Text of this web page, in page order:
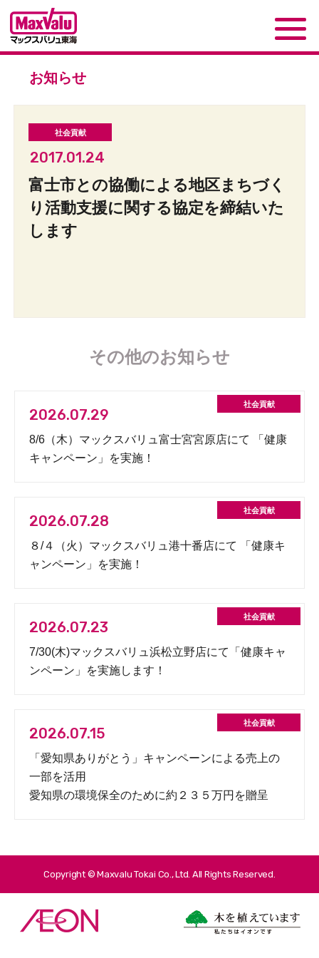
お知らせ
2017.01.24
富士市との協働による地区まちづく
り活動支援に関する協定を締結いた
します
その他のお知らせ
2026.07.29
8/6（木）マックスバリュ富士宮宮原店にて 「健康
キャンペーン」を実施！
2026.07.28
８/４（火）マックスバリュ港十番店にて 「健康キ
ャンペーン」を実施！
2026.07.23
7/30(木)マックスバリュ浜松立野店にて「健康キャ
ンペーン」を実施します！
2026.07.15
「愛知県ありがとう」キャンペーンによる売上の
一部を活用
愛知県の環境保全のために約２３５万円を贈呈
Copyright © Maxvalu Tokai Co., Ltd. All Rights Reserved.